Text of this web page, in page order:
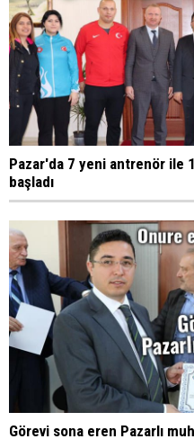
Pazar'da 7 yeni antrenör ile
başladı
Görevi sona eren Pazarlı